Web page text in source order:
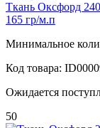
Ткань Оксфорд
165 гр/м.п
Минимальное
Код товара:
Ожидается
50